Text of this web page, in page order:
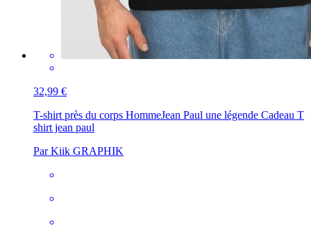
32,99 €
T-shirt près du corps HommeJean Paul une légende Cadeau T
shirt jean paul
Par Kiik GRAPHIK